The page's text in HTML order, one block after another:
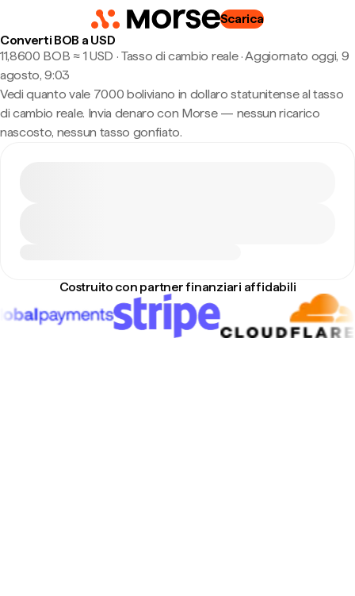
Scarica
Converti BOB a USD
11,8600 BOB ≈ 1 USD · Tasso di cambio reale·Aggiornato oggi, 9
agosto, 9:03
Vedi quanto vale 7000 boliviano in dollaro statunitense al tasso
di cambio reale. Invia denaro con Morse — nessun ricarico
nascosto, nessun tasso gonfiato.
Costruito con partner finanziari affidabili